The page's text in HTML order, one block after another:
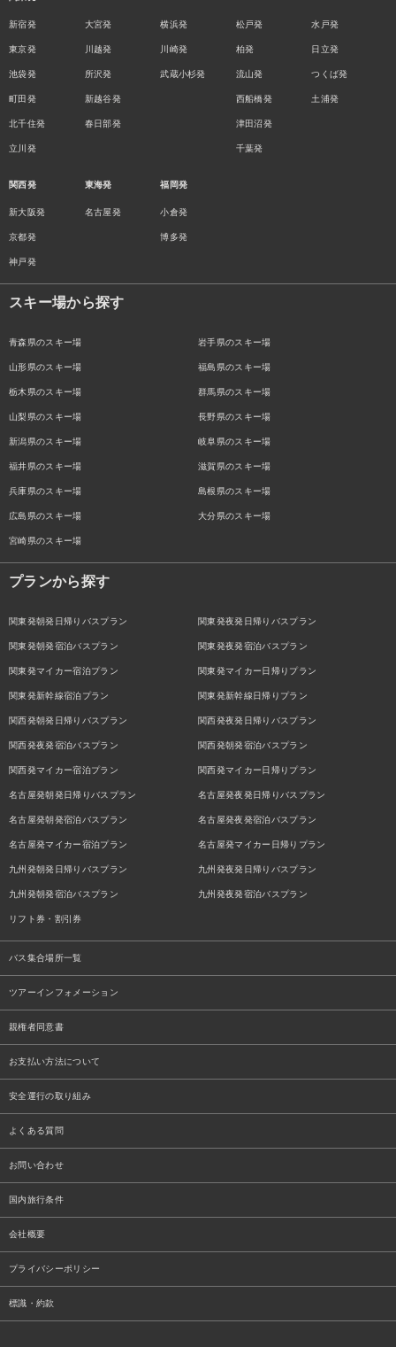
新宿発
東京発
池袋発
町田発
北千住発
立川発
大宮発
川越発
所沢発
新越谷発
春日部発
横浜発
川崎発
武蔵小杉発
松戸発
柏発
流山発
西船橋発
津田沼発
千葉発
水戸発
日立発
つくば発
土浦発
関西発
新大阪発
京都発
神戸発
東海発
名古屋発
福岡発
小倉発
博多発
スキー場から探す
青森県のスキー場 岩手県のスキー場
山形県のスキー場 福島県のスキー場
栃木県のスキー場 群馬県のスキー場
山梨県のスキー場 長野県のスキー場
新潟県のスキー場 岐阜県のスキー場
福井県のスキー場 滋賀県のスキー場
兵庫県のスキー場 島根県のスキー場
広島県のスキー場 大分県のスキー場
宮崎県のスキー場
プランから探す
関東発朝発日帰りバスプラン 関東発夜発日帰りバスプラン
関東発朝発宿泊バスプラン 関東発夜発宿泊バスプラン
関東発マイカー宿泊プラン 関東発マイカー日帰りプラン
関東発新幹線宿泊プラン 関東発新幹線日帰りプラン
関西発朝発日帰りバスプラン 関西発夜発日帰りバスプラン
関西発夜発宿泊バスプラン 関西発朝発宿泊バスプラン
関西発マイカー宿泊プラン 関西発マイカー日帰りプラン
名古屋発朝発日帰りバスプラン 名古屋発夜発日帰りバスプラン
名古屋発朝発宿泊バスプラン 名古屋発夜発宿泊バスプラン
名古屋発マイカー宿泊プラン 名古屋発マイカー日帰りプラン
九州発朝発日帰りバスプラン 九州発夜発日帰りバスプラン
九州発朝発宿泊バスプラン 九州発夜発宿泊バスプラン
リフト券・割引券
バス集合場所一覧
ツアーインフォメーション
親権者同意書
お支払い方法について
安全運行の取り組み
よくある質問
お問い合わせ
国内旅行条件
会社概要
プライバシーポリシー
標識・約款